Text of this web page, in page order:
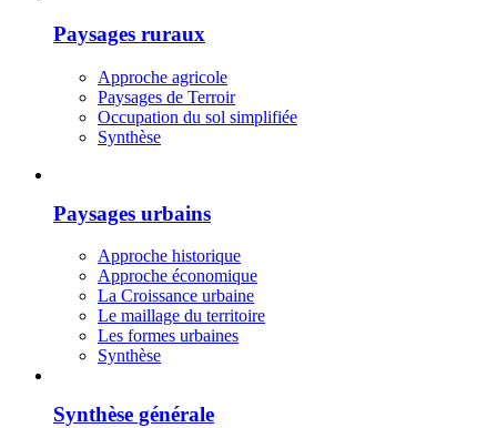
Paysages ruraux
Approche agricole
Paysages de Terroir
Occupation du sol simplifiée
Synthèse
Paysages urbains
Approche historique
Approche économique
La Croissance urbaine
Le maillage du territoire
Les formes urbaines
Synthèse
Synthèse générale